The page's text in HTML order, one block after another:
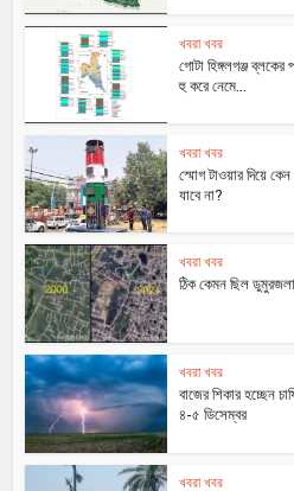
খবরা খবর
গোটা হিঙ্গলগঞ্জ
হু করে নেমে...
খবরা খবর
স্মোগ টাওয়ার দিয়ে
যাবে না?
খবরা খবর
ঠিক কেমন ছিল
খবরা খবর
বাজের শিকার হচ্ছেন
৪-৫ ডিসেম্বর
খবরা খবর